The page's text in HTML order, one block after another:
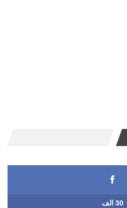
30 الف